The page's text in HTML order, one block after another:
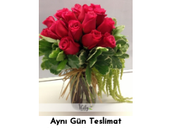
Aynı Gün Teslimat